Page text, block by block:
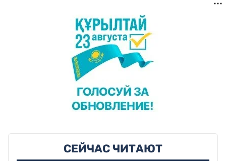
СЕЙЧАС ЧИТАЮТ